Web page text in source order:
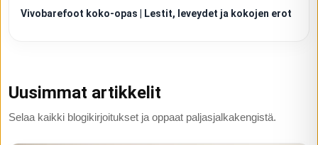
Vivobarefoot koko-opas | Lestit, leveydet ja kokojen erot
Uusimmat artikkelit
Selaa kaikki blogikirjoitukset ja oppaat paljasjalkakengistä.